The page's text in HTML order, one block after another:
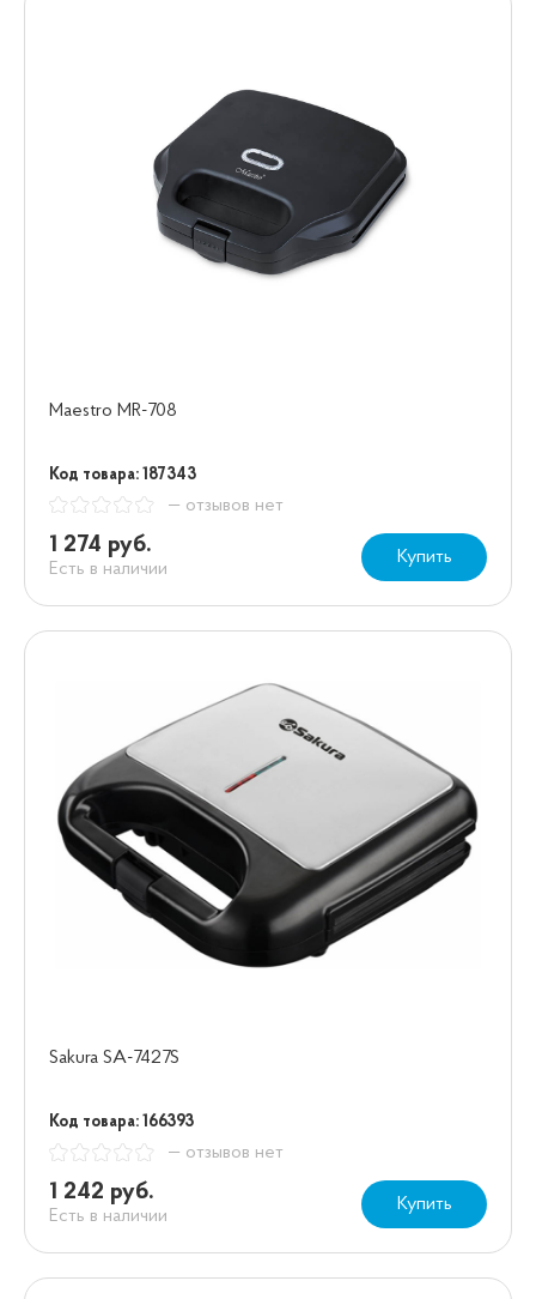
Maestro MR-708
Код товара: 187343
— отзывов нет
1 274 руб.
Есть в наличии
Купить
Sakura SA-7427S
Код товара: 166393
— отзывов нет
1 242 руб.
Есть в наличии
Купить